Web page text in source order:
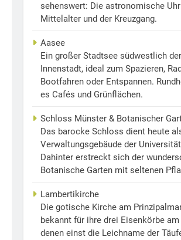
sehenswert: Die astronomische
Mittelalter und der Kreuzgang.
Aasee
Ein großer Stadtsee südwestlich der
Innenstadt, ideal zum Spazieren,
Bootfahren oder Entspannen.
es Cafés und Grünflächen.
Schloss Münster & Botanischer
Das barocke Schloss dient heute
Verwaltungsgebäude der
Dahinter erstreckt sich der
Botanische Garten mit seltenen
Lambertikirche
Die gotische Kirche am
bekannt für ihre drei Eisenkörbe am
denen einst die Leichname der